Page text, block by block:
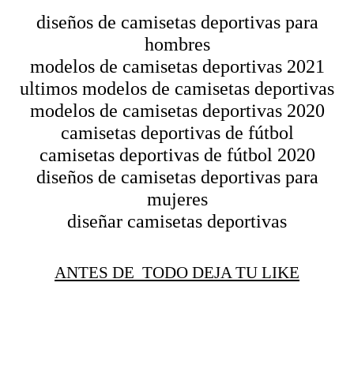
diseños de camisetas deportivas para
hombres
modelos de camisetas deportivas 2021
ultimos modelos de camisetas deportivas
modelos de camisetas deportivas 2020
camisetas deportivas de fútbol
camisetas deportivas de fútbol 2020
diseños de camisetas deportivas para
mujeres
diseñar camisetas deportivas
ANTES DE TODO DEJA TU LIKE